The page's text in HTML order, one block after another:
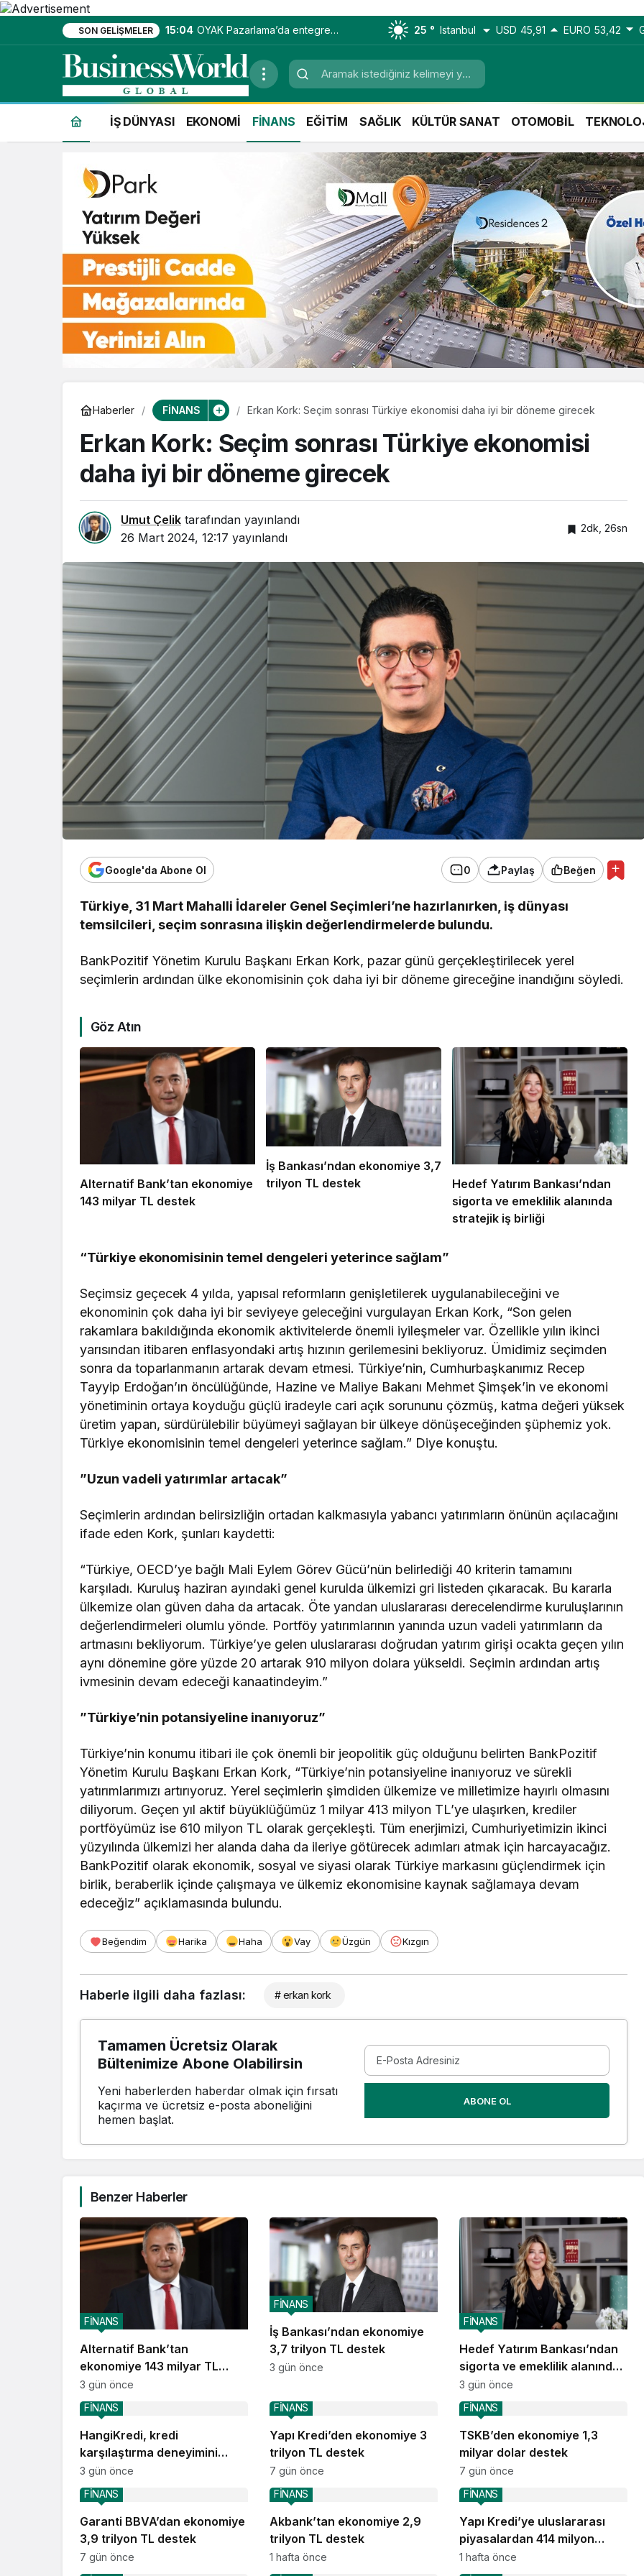
SON GELIŞMELER 15:04 OYAK Pazarlama’da entegre
hizmet ekosistemi kuruluyor
25 ° Istanbul USD 45,91 EURO 53,42
İŞ DÜNYASI EKONOMİ FİNANS EĞİTİM SAĞLIK KÜLTÜR SANAT OTOMOBİL
Haberler FİNANS Erkan Kork: Seçim sonrası Türkiye ekonomisi daha iyi bir döneme girecek
Erkan Kork: Seçim sonrası Türkiye ekonomisi
daha iyi bir döneme girecek
Umut Çelik tarafından yayınlandı
26 Mart 2024, 12:17 yayınlandı
2dk, 26sn
Google'da Abone Ol 0 Paylaş Beğen
Türkiye, 31 Mart Mahalli İdareler Genel Seçimleri’ne hazırlanırken, iş dünyası
temsilcileri, seçim sonrasına ilişkin değerlendirmelerde bulundu.
BankPozitif Yönetim Kurulu Başkanı Erkan Kork, pazar günü gerçekleştirilecek yerel
seçimlerin ardından ülke ekonomisinin çok daha iyi bir döneme gireceğine inandığını söyledi.
Göz Atın
Alternatif Bank’tan ekonomiye
143 milyar TL destek
İş Bankası’ndan ekonomiye 3,7
trilyon TL destek
Hedef Yatırım Bankası’ndan
sigorta ve emeklilik alanında
stratejik iş birliği
“Türkiye ekonomisinin temel dengeleri yeterince sağlam”
Seçimsiz geçecek 4 yılda, yapısal reformların genişletilerek uygulanabileceğini ve
ekonominin çok daha iyi bir seviyeye geleceğini vurgulayan Erkan Kork, “Son gelen
rakamlara bakıldığında ekonomik aktivitelerde önemli iyileşmeler var. Özellikle yılın ikinci
yarısından itibaren enflasyondaki artış hızının gerilemesini bekliyoruz. Ümidimiz seçimden
sonra da toparlanmanın artarak devam etmesi. Türkiye’nin, Cumhurbaşkanımız Recep
Tayyip Erdoğan’ın öncülüğünde, Hazine ve Maliye Bakanı Mehmet Şimşek’in ve ekonomi
yönetiminin ortaya koyduğu güçlü iradeyle cari açık sorununu çözmüş, katma değeri yüksek
üretim yapan, sürdürülebilir büyümeyi sağlayan bir ülkeye dönüşeceğinden şüphemiz yok.
Türkiye ekonomisinin temel dengeleri yeterince sağlam.” Diye konuştu.
”Uzun vadeli yatırımlar artacak”
Seçimlerin ardından belirsizliğin ortadan kalkmasıyla yabancı yatırımların önünün açılacağını
ifade eden Kork, şunları kaydetti:
“Türkiye, OECD’ye bağlı Mali Eylem Görev Gücü’nün belirlediği 40 kriterin tamamını
karşıladı. Kuruluş haziran ayındaki genel kurulda ülkemizi gri listeden çıkaracak. Bu kararla
ülkemize olan güven daha da artacak. Öte yandan uluslararası derecelendirme kuruluşlarının
değerlendirmeleri olumlu yönde. Portföy yatırımlarının yanında uzun vadeli yatırımların da
artmasını bekliyorum. Türkiye’ye gelen uluslararası doğrudan yatırım girişi ocakta geçen yılın
aynı dönemine göre yüzde 20 artarak 910 milyon dolara yükseldi. Seçimin ardından artış
ivmesinin devam edeceği kanaatindeyim.”
”Türkiye’nin potansiyeline inanıyoruz”
Türkiye’nin konumu itibari ile çok önemli bir jeopolitik güç olduğunu belirten BankPozitif
Yönetim Kurulu Başkanı Erkan Kork, “Türkiye’nin potansiyeline inanıyoruz ve sürekli
yatırımlarımızı artırıyoruz. Yerel seçimlerin şimdiden ülkemize ve milletimize hayırlı olmasını
diliyorum. Geçen yıl aktif büyüklüğümüz 1 milyar 413 milyon TL’ye ulaşırken, krediler
portföyümüz ise 610 milyon TL olarak gerçekleşti. Tüm enerjimizi, Cumhuriyetimizin ikinci
yüzyılında ülkemizi her alanda daha da ileriye götürecek adımları atmak için harcayacağız.
BankPozitif olarak ekonomik, sosyal ve siyasi olarak Türkiye markasını güçlendirmek için
birlik, beraberlik içinde çalışmaya ve ülkemiz ekonomisine kaynak sağlamaya devam
edeceğiz” açıklamasında bulundu.
Beğendim Harika Haha Vay Üzgün Kızgın
Haberle ilgili daha fazlası: # erkan kork
Tamamen Ücretsiz Olarak
Bültenimize Abone Olabilirsin
Yeni haberlerden haberdar olmak için fırsatı
kaçırma ve ücretsiz e-posta aboneliğini
hemen başlat.
ABONE OL
Benzer Haberler
Alternatif Bank’tan
ekonomiye 143 milyar TL
destek
FİNANS
3 gün önce
İş Bankası’ndan ekonomiye
3,7 trilyon TL destek
FİNANS
3 gün önce
Hedef Yatırım Bankası’ndan
sigorta ve emeklilik alanında
stratejik iş birliği
FİNANS
3 gün önce
HangiKredi, kredi
karşılaştırma deneyimini
ChatGPT’ye taşıdı
FİNANS
3 gün önce
Yapı Kredi’den ekonomiye 3
trilyon TL destek
FİNANS
7 gün önce
TSKB’den ekonomiye 1,3
milyar dolar destek
FİNANS
7 gün önce
Garanti BBVA’dan ekonomiye
3,9 trilyon TL destek
FİNANS
7 gün önce
Akbank’tan ekonomiye 2,9
trilyon TL destek
FİNANS
1 hafta önce
Yapı Kredi’ye uluslararası
piyasalardan 414 milyon
dolarlık yeni kaynak
FİNANS
1 hafta önce